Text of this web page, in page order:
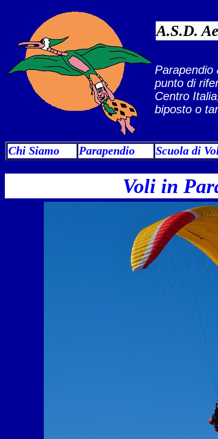
A.S.D.
Parapendio
punto di
Centro
biposto o
Chi Siamo Parapendio Scuola di
Voli in